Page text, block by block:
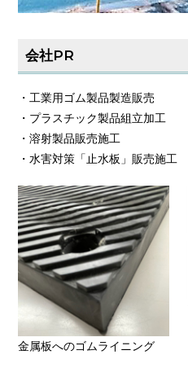
会社PR
・工業用ゴム製品製造販売
・プラスチック製品組立加工
・溶射製品販売施工
・水害対策「止水板」販売施工
金属板へのゴムライニング